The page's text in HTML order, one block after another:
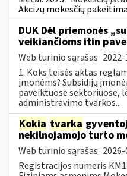
Akcizų mokesčių
DUK Dėl priemonės
veikiančioms itin
Web turinio sąrašas
1. Koks teisės aktas
įmonėms? Subsidijų
paveiktuose sektoriuose,
administravimo tvarkos...
Kokia tvarka
nekilnojamojo turto
Web turinio sąrašas
Registracijos numeris